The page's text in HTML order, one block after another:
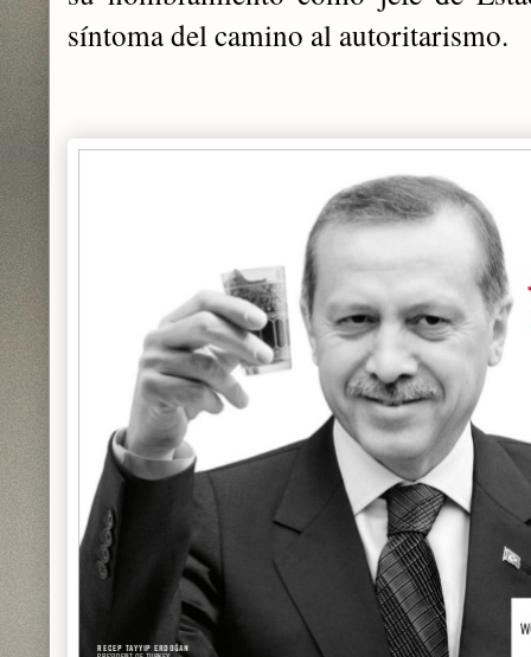
síntoma del camino al autoritarismo.